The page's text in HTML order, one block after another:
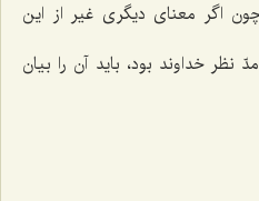
اگر معنای دیگری غیر از این
خداوند بود، باید آن را بیان